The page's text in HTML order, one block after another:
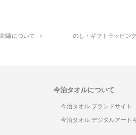
刺繍について のし・ギフトラッピン
今治タオルについて
今治タオル ブランドサイト
今治タオル デジタルアート